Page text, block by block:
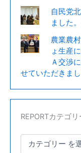
産
酪
農
家
意
見
交
換
し
自民党
ました。
農業農
ょ生産
Ａ交渉
せていただきまし
REPORTカテゴリ